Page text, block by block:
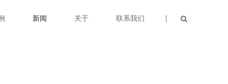
新闻 关于 联系我们